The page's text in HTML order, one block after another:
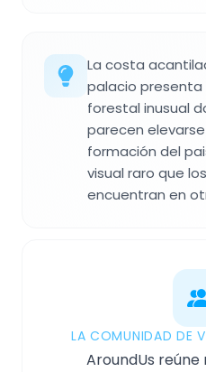
La costa
palacio
forestal inusual
parecen
formación del
visual raro que
encuentran en
LA COMUNIDAD DE
AroundUs reúne